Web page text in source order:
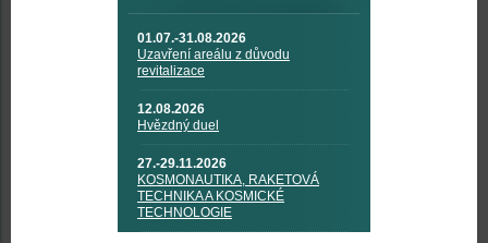
01.07.-31.08.2026
Uzavření areálu z důvodu
revitalizace
12.08.2026
Hvězdný duel
27.-29.11.2026
KOSMONAUTIKA, RAKETOVÁ
TECHNIKA A KOSMICKÉ
TECHNOLOGIE